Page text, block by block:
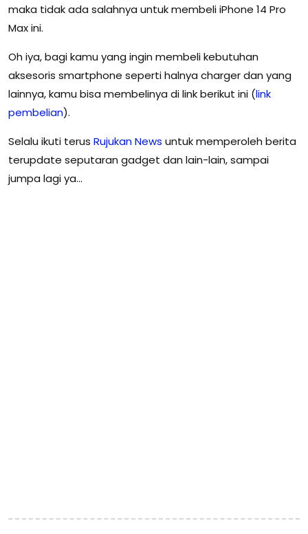
maka tidak ada salahnya untuk membeli iPhone 14 Pro
Max ini.
Oh iya, bagi kamu yang ingin membeli kebutuhan
aksesoris smartphone seperti halnya charger dan yang
lainnya, kamu bisa membelinya di link berikut ini (link
pembelian).
Selalu ikuti terus RujukanNews untuk memperoleh berita
terupdate seputaran gadget dan lain-lain, sampai
jumpa lagi ya…